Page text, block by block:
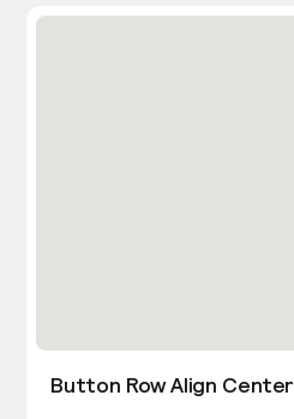
Button Row Align Center